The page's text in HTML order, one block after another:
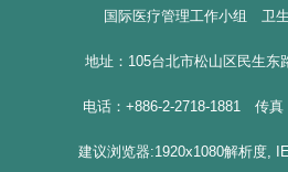
国际医疗管理工作小组 卫
地址：105台北市松山区民生东
电话：+886-2-2718-1881 传真
建议浏览器:1920x1080解析度,